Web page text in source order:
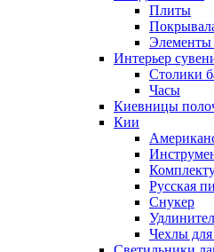
Плиты
Элементы
Интерьер
Столики
Часы
Киевницы
Кии
Русская
Снукер
Чехлы для